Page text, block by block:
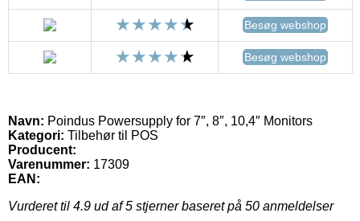
Besøg webshop
Besøg webshop
Navn: Poindus Powersupply for 7″, 8″, 10,4″ Monitors
Kategori: Tilbehør til POS
Producent:
Varenummer: 17309
EAN:
Vurderet til 4.9 ud af 5 stjerner baseret på 50 anmeldelser